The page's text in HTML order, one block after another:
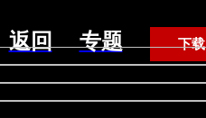
返回 专题 下载